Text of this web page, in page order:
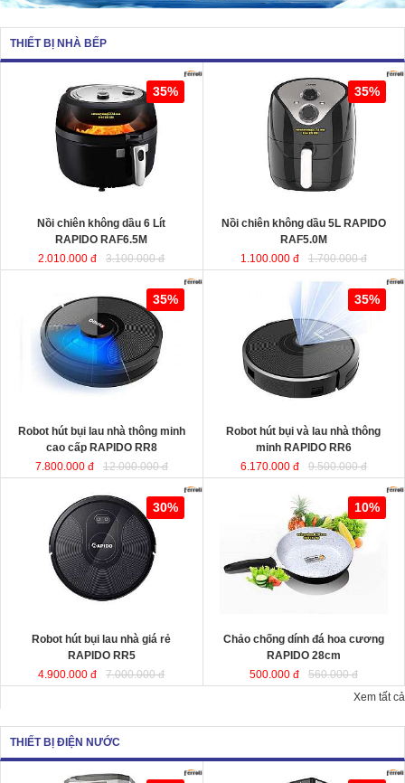
THIẾT BỊ NHÀ BẾP
Nồi chiên không dầu 6 Lít RAPIDO
sử dụng chất liệu nhựa
ABS an toàn và bền bỉ. Ngoài ra,
lòng nồi được sản xuất từ chất liệu
thép không gỉ phủ men chống dính,
giúp cho thực phẩm không bị dính,
vỡ nát trong quá trình chiên, rán…
35%
Nồi chiên không dầu 6 Lít
RAPIDO RAF6.5M
2.010.000 đ
3.100.000 đ
Nồi chiên không dầu 5L RAPIDO
35%
Nồi chiên không dầu 5L RAPIDO
RAF5.0M
1.100.000 đ
1.700.000 đ
Robot hút bụi lau nhà thông minh
cao cấp RAPIDO RR8
35%
Robot hút bụi lau nhà thông minh
cao cấp RAPIDO RR8
7.800.000 đ
12.000.000 đ
Robot hút bụi và lau nhà thông minh
35%
Robot hút bụi và lau nhà thông
minh RAPIDO RR6
6.170.000 đ
9.500.000 đ
Robot hút bụi lau nhà giá rẻ
RAPIDO RR5
30%
Robot hút bụi lau nhà giá rẻ
RAPIDO RR5
4.900.000 đ
7.000.000 đ
Chảo chống dính đá hoa cương
chất liệu nhôm đúc
nguyên khối giữ nhiệt tốt, thiết kế
hiện đại tiết kiệt năng lượng giúp
món ăn chín đều và nhanh hơn.
10%
Chảo chống dính đá hoa cương
RAPIDO 28cm
500.000 đ
560.000 đ
Xem tất cả
THIẾT BỊ ĐIỆN NƯỚC
Quạt hơi nước công suất lớn
Quạt làm mát công suất lớn